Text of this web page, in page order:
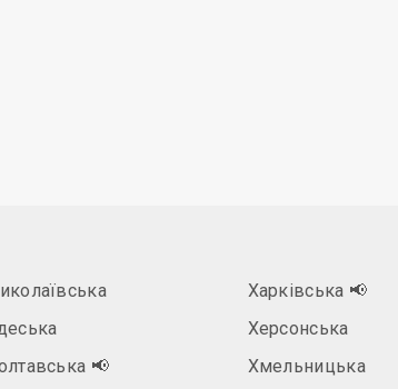
📢
Харківська 📢
Херсонська
Хмельницька